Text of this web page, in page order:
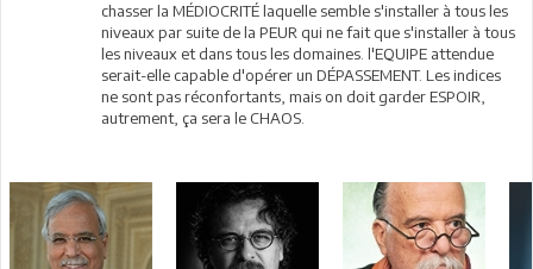
chasser la MÉDIOCRITÉ laquelle semble s'installer à tous les
niveaux par suite de la PEUR qui ne fait que s'installer à tous
les niveaux et dans tous les domaines. l'EQUIPE attendue
serait-elle capable d'opérer un DÉPASSEMENT. Les indices
ne sont pas réconfortants, mais on doit garder ESPOIR,
autrement, ça sera le CHAOS.